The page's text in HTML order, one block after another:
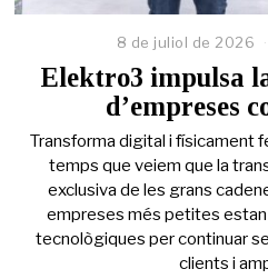
8 de juliol de 2026
Elektro3 impulsa
d’empreses
Transforma digital i físicament
temps que veiem que la
exclusiva de les grans
empreses més petites
tecnològiques per continuar
clients i